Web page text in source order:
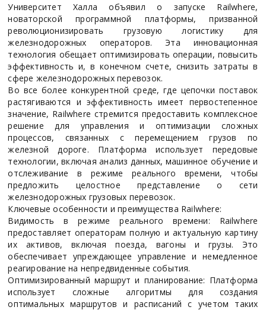
Университет Халла объявил о запуске Railwhere,
новаторской программной платформы, призванной
революционизировать грузовую логистику для
железнодорожных операторов. Эта инновационная
технология обещает оптимизировать операции, повысить
эффективность и, в конечном счете, снизить затраты в
сфере железнодорожных перевозок.
Во все более конкурентной среде, где цепочки поставок
растягиваются и эффективность имеет первостепенное
значение, Railwhere стремится предоставить комплексное
решение для управления и оптимизации сложных
процессов, связанных с перемещением грузов по
железной дороге. Платформа использует передовые
технологии, включая анализ данных, машинное обучение и
отслеживание в режиме реального времени, чтобы
предложить целостное представление о сети
железнодорожных грузовых перевозок.
Ключевые особенности и преимущества Railwhere:
Видимость в режиме реального времени: Railwhere
предоставляет операторам полную и актуальную картину
их активов, включая поезда, вагоны и грузы. Это
обеспечивает упреждающее управление и немедленное
реагирование на непредвиденные события.
Оптимизированный маршрут и планирование: Платформа
использует сложные алгоритмы для создания
оптимальных маршрутов и расписаний с учетом таких